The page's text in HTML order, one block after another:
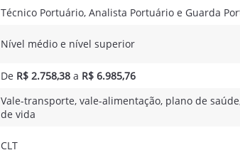
Técnico Portuário, Analista Portuário e Guarda
Nível médio e nível superior
De R$ 2.758,38 a R$ 6.985,76
Vale-transporte, vale-alimentação, plano de
de vida
CLT